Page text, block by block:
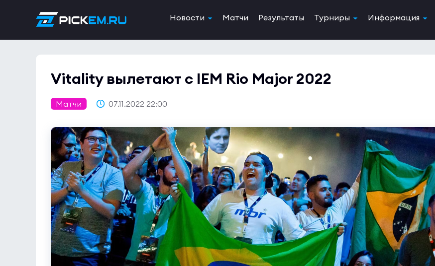
Новости Матчи Результаты Турниры Информация
Vitality вылетают с IEM Rio Major 2022
Матчи 07.11.2022 22:00